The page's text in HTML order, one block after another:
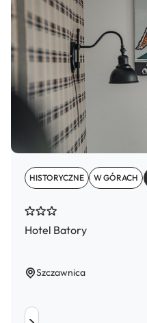
HISTORYCZNE W GÓRACH
Hotel Batory
Szczawnica